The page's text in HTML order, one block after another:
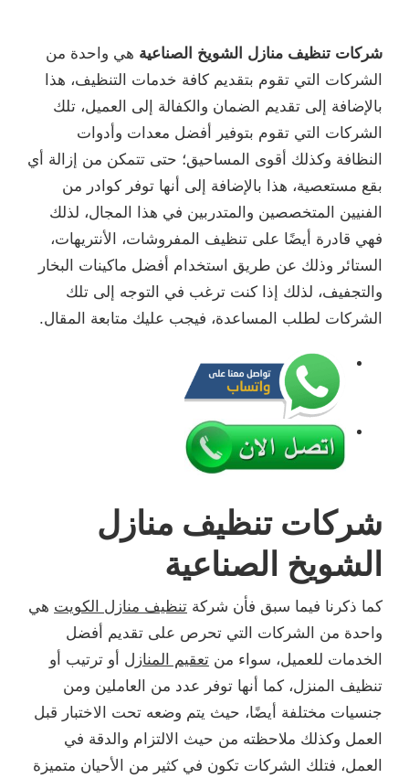
شركات تنظيف منازل الشويخ الصناعية هي واحدة من
الشركات التي تقوم بتقديم كافة خدمات التنظيف، هذا
بالإضافة إلى تقديم الضمان والكفالة إلى العميل، تلك
الشركات التي تقوم بتوفير أفضل معدات وأدوات
النظافة وكذلك أقوى المساحيق؛ حتى تتمكن من إزالة أي
بقع مستعصية، هذا بالإضافة إلى أنها توفر كوادر من
الفنيين المتخصصين والمتدربين في هذا المجال، لذلك
فهي قادرة أيضًا على تنظيف المفروشات، الأنتريهات،
الستائر وذلك عن طريق استخدام أفضل ماكينات البخار
والتجفيف، لذلك إذا كنت ترغب في التوجه إلى تلك
الشركات لطلب المساعدة، فيجب عليك متابعة المقال.
شركات تنظيف منازل
الشويخ الصناعية
كما ذكرنا فيما سبق فأن شركة تنظيف منازل الكويت هي
واحدة من الشركات التي تحرص على تقديم أفضل
الخدمات للعميل، سواء من تعقيم المنازل أو ترتيب أو
تنظيف المنزل، كما أنها توفر عدد من العاملين ومن
جنسيات مختلفة أيضًا، حيث يتم وضعه تحت الاختبار قبل
العمل وكذلك ملاحظته من حيث الالتزام والدقة في
العمل، فتلك الشركات تكون في كثير من الأحيان متميزة